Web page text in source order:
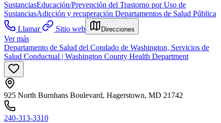
SustanciasEducación/Prevención del Trastorno por Uso de
SustanciasAdicción y recuperación Departamentos de Salud Pública
Llamar
Sitio web Direcciones
Ver más
Departamento de Salud del Condado de Washington, Servicios de
Salud Conductual | Washington County Health Department
925 North Burnhans Boulevard, Hagerstown, MD 21742
240-313-3310